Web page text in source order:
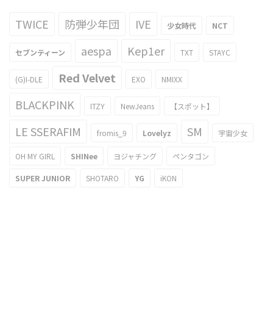
TWICE 防弾少年団 IVE 少女時代 NCT
セブンティーン aespa Kep1er TXT STAYC
(G)I-DLE Red Velvet EXO NMIXX
BLACKPINK ITZY NewJeans 【スポット】
LE SSERAFIM fromis_9 Lovelyz SM 宇宙少女
OH MY GIRL SHINee ヨジャチング ペンタゴン
SUPER JUNIOR SHOTARO YG iKON